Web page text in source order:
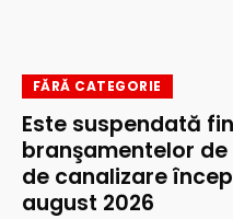
FĂRĂ CATEGORIE
Este suspendată
branşamentelor
de canalizare
august 2026